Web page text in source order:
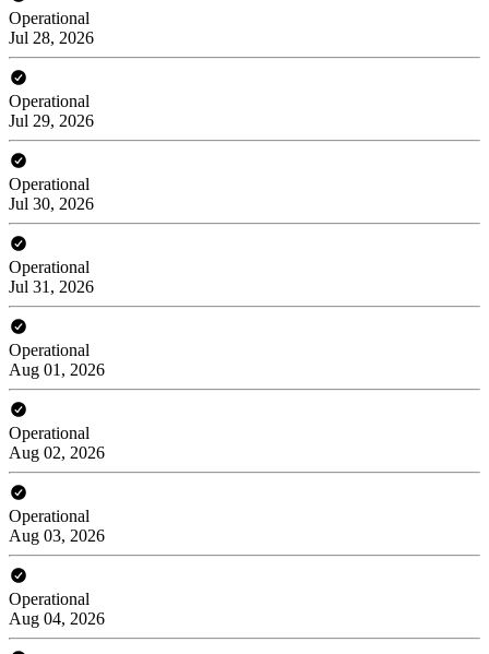
Operational
Jul 28, 2026
Operational
Jul 29, 2026
Operational
Jul 30, 2026
Operational
Jul 31, 2026
Operational
Aug 01, 2026
Operational
Aug 02, 2026
Operational
Aug 03, 2026
Operational
Aug 04, 2026